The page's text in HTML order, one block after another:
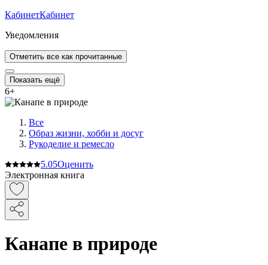
КабинетКабинет
Уведомления
Отметить все как прочитанные
Показать ещё
6+
Все
Образ жизни, хобби и досуг
Рукоделие и ремесло
5.05Оценить
Электронная книга
Канапе в природе